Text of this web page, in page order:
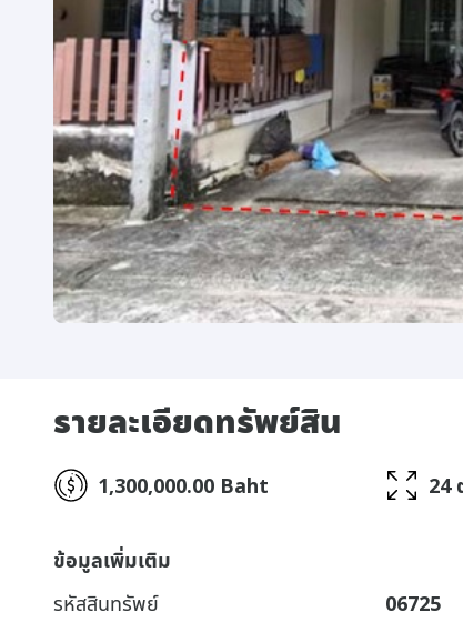
รายละเอียดทรัพย์สิน
1,300,000.00 Baht 24
ข้อมูลเพิ่มเติม
รหัสสินทรัพย์
06725